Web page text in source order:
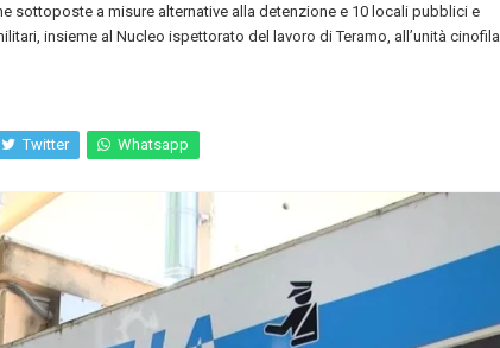
sottoposte a misure alternative alla detenzione e 10 locali pubblici e
insieme al Nucleo ispettorato del lavoro di Teramo, all’unità cinofila
Twitter Whatsapp